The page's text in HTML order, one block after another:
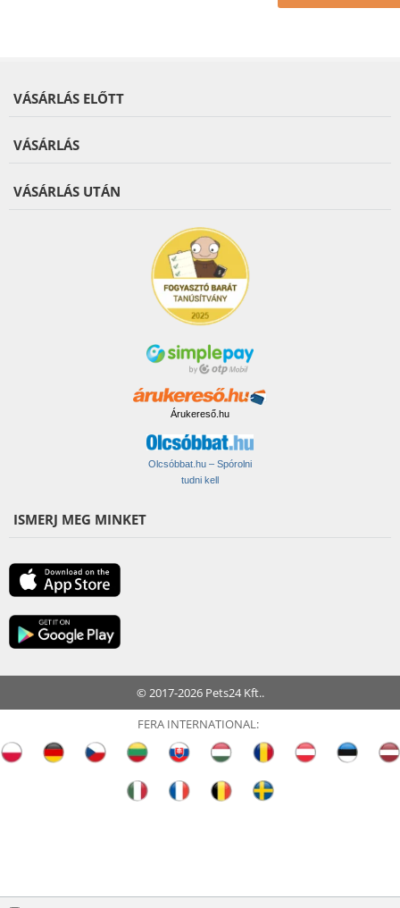
VÁSÁRLÁS ELŐTT
VÁSÁRLÁS
VÁSÁRLÁS UTÁN
Árukereső.hu
Olcsóbbat.hu – Spórolni
tudni kell
ISMERJ MEG MINKET
© 2017-2026 Pets24 Kft..
FERA INTERNATIONAL: